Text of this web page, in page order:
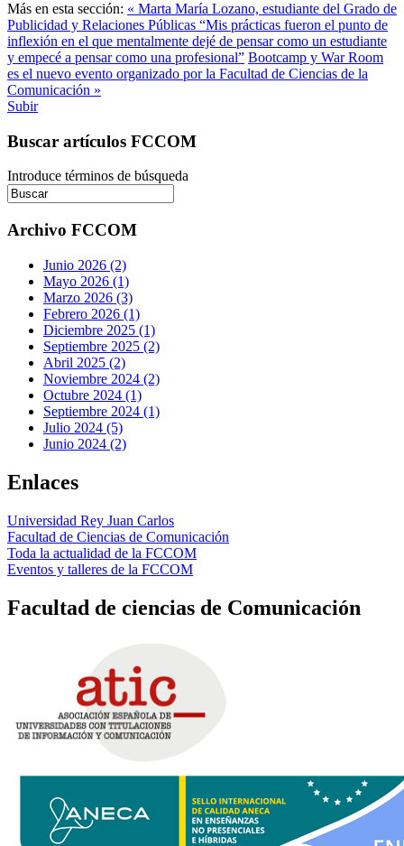
Más en esta sección: « Marta María Lozano, estudiante del Grado de
Publicidad y Relaciones Públicas “Mis prácticas fueron el punto de
inflexión en el que mentalmente dejé de pensar como un estudiante
y empecé a pensar como una profesional” Bootcamp y War Room
es el nuevo evento organizado por la Facultad de Ciencias de la
Comunicación »
Subir
Buscar artículos FCCOM
Introduce términos de búsqueda
Archivo FCCOM
Junio 2026 (2)
Mayo 2026 (1)
Marzo 2026 (3)
Febrero 2026 (1)
Diciembre 2025 (1)
Septiembre 2025 (2)
Abril 2025 (2)
Noviembre 2024 (2)
Octubre 2024 (1)
Septiembre 2024 (1)
Julio 2024 (5)
Junio 2024 (2)
Enlaces
Universidad Rey Juan Carlos
Facultad de Ciencias de Comunicación
Toda la actualidad de la FCCOM
Eventos y talleres de la FCCOM
Facultad de ciencias de Comunicación